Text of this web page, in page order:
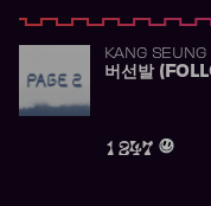
KANG SEUNG
버선발
1 247